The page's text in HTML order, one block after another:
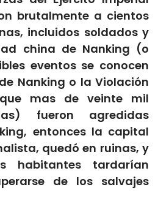
brutalmente a cientos
incluidos soldados y
china de Nanking (o
eventos se conocen
Nanking o la Violación
mas de veinte mil
fueron agredidas
entonces la capital
quedó en ruinas, y
habitantes tardarían
de los salvajes